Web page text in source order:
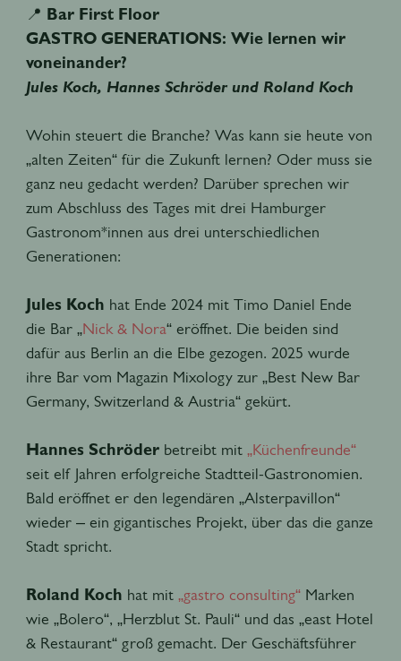
📍 Bar First Floor
GASTRO GENERATIONS: Wie lernen wir
voneinander?
Jules Koch, Hannes Schröder und Roland Koch
Wohin steuert die Branche? Was kann sie heute von
„alten Zeiten“ für die Zukunft lernen? Oder muss sie
ganz neu gedacht werden? Darüber sprechen wir
zum Abschluss des Tages mit drei Hamburger
Gastronom*innen aus drei unterschiedlichen
Generationen:
Jules Koch hat Ende 2024 mit Timo Daniel Ende
die Bar „Nick & Nora“ eröffnet. Die beiden sind
dafür aus Berlin an die Elbe gezogen. 2025 wurde
ihre Bar vom Magazin Mixology zur „Best New Bar
Germany, Switzerland & Austria“ gekürt.
Hannes Schröderbetreibt mit „Küchenfreunde“
seit elf Jahren erfolgreiche Stadtteil-Gastronomien.
Bald eröffnet er den legendären „Alsterpavillon“
wieder – ein gigantisches Projekt, über das die ganze
Stadt spricht.
Roland Koch hat mit „gastro consulting“Marken
wie „Bolero“, „Herzblut St. Pauli“ und das „east Hotel
& Restaurant“ groß gemacht. Der Geschäftsführer